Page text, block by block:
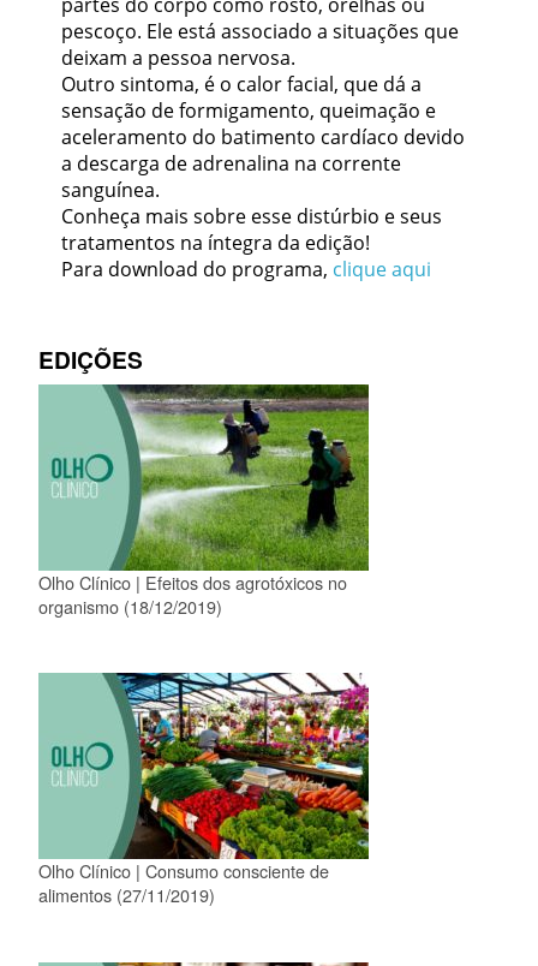
pescoço. Ele está associado a situações que
deixam a pessoa nervosa.
Outro sintoma, é o calor facial, que dá a
sensação de formigamento, queimação e
aceleramento do batimento cardíaco devido
a descarga de adrenalina na corrente
sanguínea.
Conheça mais sobre esse distúrbio e seus
tratamentos na íntegra da edição!
Para download do programa, clique aqui
EDIÇÕES
Olho Clínico | Efeitos dos agrotóxicos no
organismo (18/12/2019)
Olho Clínico | Consumo consciente de
alimentos (27/11/2019)